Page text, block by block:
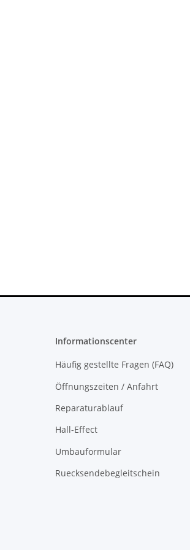
Informationscenter
Häufig gestellte Fragen (FAQ)
Öffnungszeiten / Anfahrt
Reparaturablauf
Hall-Effect
Umbauformular
Ruecksendebegleitschein